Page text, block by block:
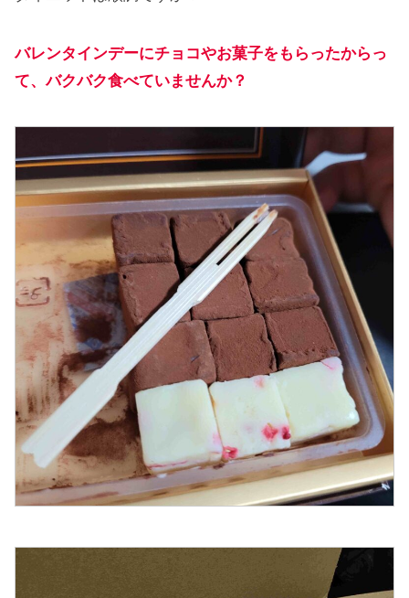
バレンタインデーにチョコやお菓子をもらったからっ
て、バクバク食べていませんか？